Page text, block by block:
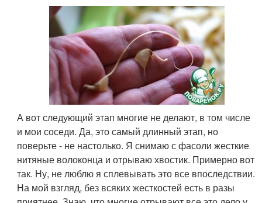
А вот следующий этап многие не делают, в том числе
и мои соседи. Да, это самый длинный этап, но
поверьте - не настолько. Я снимаю с фасоли жесткие
нитяные волоконца и отрываю хвостик. Примерно вот
так. Ну, не люблю я сплевывать это все впоследствии.
На мой взгляд, без всяких жесткостей есть в разы